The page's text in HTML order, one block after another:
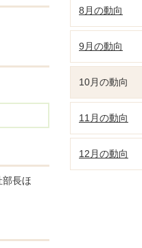
長ほ
8月の動向
9月の動向
10月の動向
11月の動向
12月の動向